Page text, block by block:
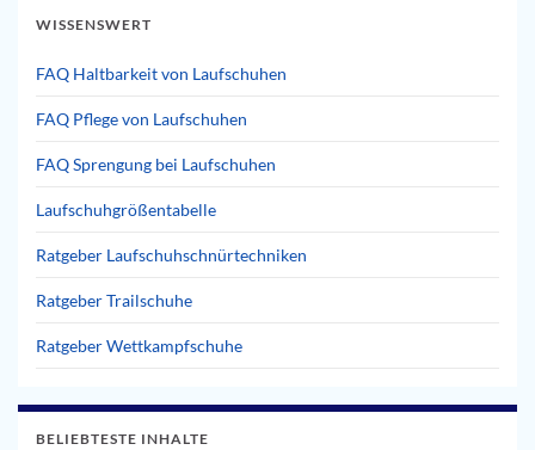
WISSENSWERT
FAQ Haltbarkeit von Laufschuhen
FAQ Pflege von Laufschuhen
FAQ Sprengung bei Laufschuhen
Laufschuhgrößentabelle
Ratgeber Laufschuhschnürtechniken
Ratgeber Trailschuhe
Ratgeber Wettkampfschuhe
BELIEBTESTE INHALTE